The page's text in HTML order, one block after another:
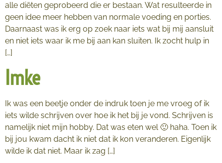
alle diëten geprobeerd die er bestaan. Wat resulteerde in
geen idee meer hebben van normale voeding en porties.
Daarnaast was ik erg op zoek naar iets wat bij mij aansluit
en niet iets waar ik me bij aan kan sluiten. Ik zocht hulp in
[…]
Imke
Ik was een beetje onder de indruk toen je me vroeg of ik
iets wilde schrijven over hoe ik het bij je vond. Schrijven is
namelijk niet mijn hobby. Dat was eten wel 🙂 haha. Toen ik
bij jou kwam dacht ik niet dat ik kon veranderen. Eigenlijk
wilde ik dat niet. Maar ik zag […]